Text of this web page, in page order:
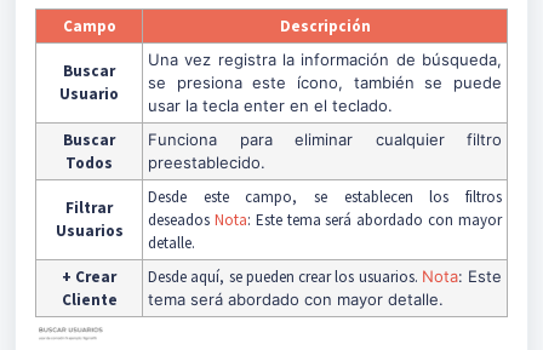
Campo Descripción
Buscar
Usuario
Una vez registra la información de búsqueda,
se presiona este ícono, también se puede
usar la tecla enter en el teclado.
Buscar
Todos
Funciona para eliminar cualquier filtro
preestablecido.
Filtrar
Usuarios
Desde este campo, se establecen los filtros
deseados Nota: Este tema será abordado con mayor
detalle.
+ Crear
Cliente
Desde aquí, se pueden crear los usuarios. Nota: Este
tema será abordado con mayor detalle.